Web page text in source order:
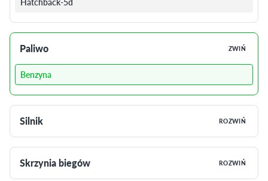
Paliwo ZWIŃ
Benzyna
Silnik ROZWIŃ
Skrzynia biegów ROZWIŃ